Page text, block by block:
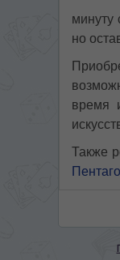
минуту
но
время
Также